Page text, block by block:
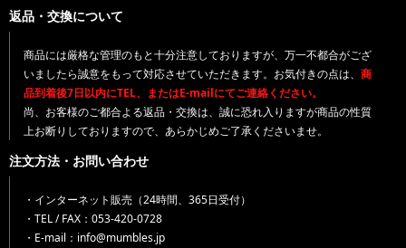
返品・交換について
商品には厳格な管理のもと十分注意しておりますが、万一不都合がござ
いましたら誠意をもって対応させていただきます。お気付きの点は、 商
品到着後7日以内にTEL、またはE-mailにてご連絡ください。
尚、お客様のご都合よる返品・交換は、誠に恐れ入りますが商品の性質
上お断りしておりますので、あらかじめご了承くださいませ。
注文方法・お問い合わせ
・インターネット販売（24時間、365日受付）
・TEL / FAX：053-420-0728
・E-mail：info@mumbles.jp